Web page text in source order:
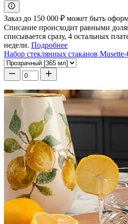
Заказ до 150 000 ₽ может быть
Списание происходит равными
списывается сразу, 4 остальных
недели. Подробнее
Набор стеклянных стаканов